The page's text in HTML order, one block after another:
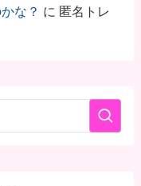
な？ に 匿名トレ